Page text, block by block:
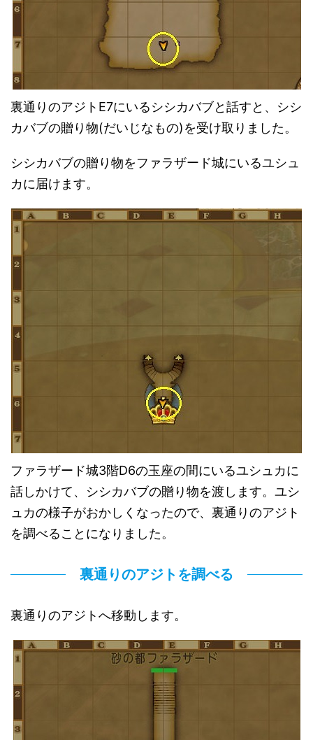
裏通りのアジトE7にいるシシカバブと話すと、シシ
カバブの贈り物(だいじなもの)を受け取りました。
シシカバブの贈り物をファラザード城にいるユシュ
カに届けます。
ファラザード城3階D6の玉座の間にいるユシュカに
話しかけて、シシカバブの贈り物を渡します。ユシ
ュカの様子がおかしくなったので、裏通りのアジト
を調べることになりました。
裏通りのアジトを調べる
裏通りのアジトへ移動します。